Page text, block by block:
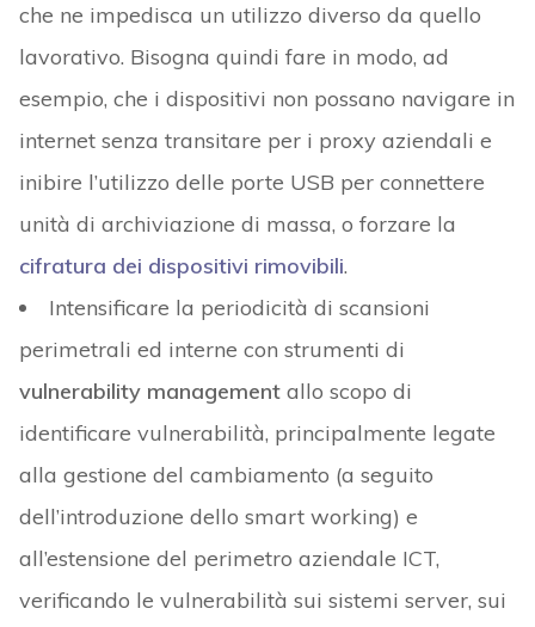
che ne impedisca un utilizzo diverso da quello
lavorativo. Bisogna quindi fare in modo, ad
esempio, che i dispositivi non possano navigare in
internet senza transitare per i proxy aziendali e
inibire l’utilizzo delle porte USB per connettere
unità di archiviazione di massa, o forzare la
cifratura dei dispositivi rimovibili.
Intensificare la periodicità di scansioni
perimetrali ed interne con strumenti di
vulnerability management allo scopo di
identificare vulnerabilità, principalmente legate
alla gestione del cambiamento (a seguito
dell’introduzione dello smart working) e
all’estensione del perimetro aziendale ICT,
verificando le vulnerabilità sui sistemi server, sui